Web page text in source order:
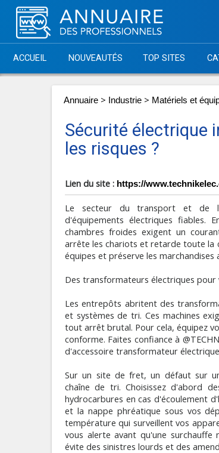
ACCUEIL NOUVEAUTÉS TOP SITES
Annuaire > Industrie > Matériels et
Sécurité électrique
les risques ?
Lien du site : https://
Le secteur du transport et de
d'équipements électriques fiables.
chambres froides exigent un
arrête les chariots et retarde toute la
équipes et préserve les marchandises
Des transformateurs électriques pour
Les entrepôts abritent des
et systèmes de tri. Ces machines
tout arrêt brutal. Pour cela, équipez
conforme. Faites confiance à
d'accessoire transformateur
Sur un site de fret, un défaut sur
chaîne de tri. Choisissez d'abord
hydrocarbures en cas d'écoulement
et la nappe phréatique sous vos
température qui surveillent vos
vous alerte avant qu'une surchauffe
évite des sinistres lourds et des